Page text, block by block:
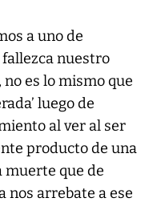
a uno de
nuestro
es lo mismo que
luego de
al ver al ser
producto de una
que de
arrebate a ese